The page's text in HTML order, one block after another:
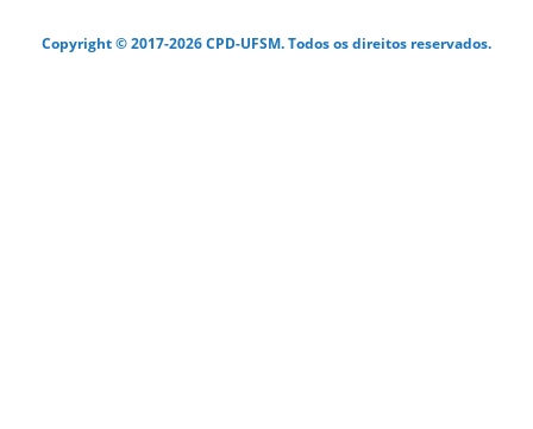
Copyright © 2017-2026 CPD-UFSM. Todos os direitos reservados.